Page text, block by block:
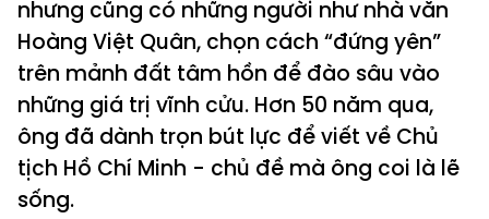
nhưng cũng có những người như nhà văn
Hoàng Việt Quân, chọn cách “đứng yên”
trên mảnh đất tâm hồn để đào sâu vào
những giá trị vĩnh cửu. Hơn 50 năm qua,
ông đã dành trọn bút lực để viết về Chủ
tịch Hồ Chí Minh - chủ đề mà ông coi là lẽ
sống.